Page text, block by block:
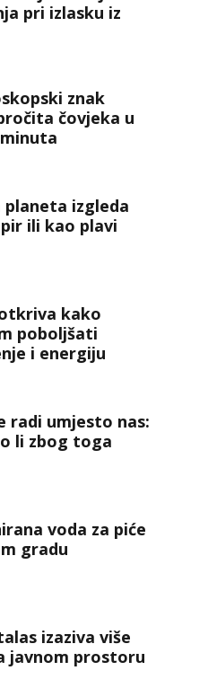
pri izlasku iz
znak
čovjeka u
planeta izgleda
ili kao plavi
kako
poboljšati
i energiju
radi umjesto nas:
li zbog toga
voda za piće
gradu
izaziva više
javnom prostoru